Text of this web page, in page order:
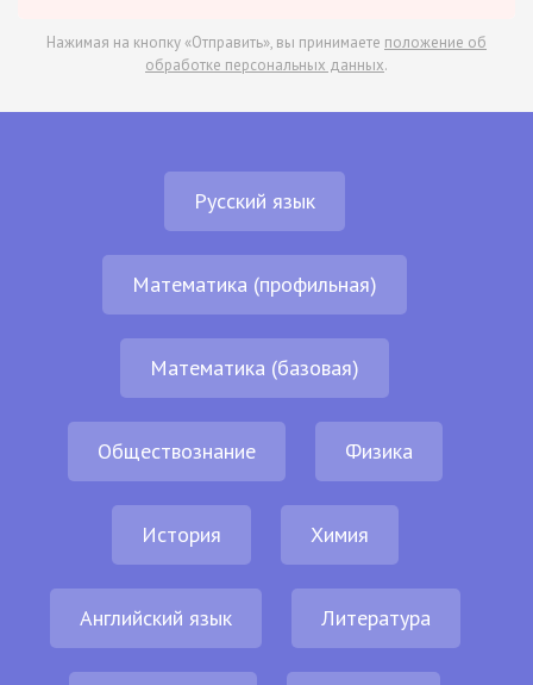
Нажимая на кнопку «Отправить», вы принимаете положение об
обработке персональных данных.
Русский язык
Математика (профильная)
Математика (базовая)
Обществознание Физика
История Химия
Английский язык Литература